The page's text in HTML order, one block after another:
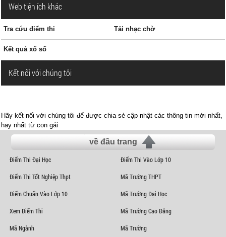
Web tiện ích khác
Tra cứu điểm thi Tải nhạc chờ
Kết quả xổ số
Kết nối với chúng tôi
Hãy kết nối với chúng tôi để được chia sẻ cập nhật các thông tin mới nhất,
hay nhất từ con gái
về đầu trang
Điểm Thi Đại Học Điểm Thi Vào Lớp 10
Điểm Thi Tốt Nghiệp Thpt Mã Trường THPT
Điểm Chuẩn Vào Lớp 10 Mã Trường Đại Học
Xem Điểm Thi Mã Trường Cao Đẳng
Mã Ngành Mã Trường